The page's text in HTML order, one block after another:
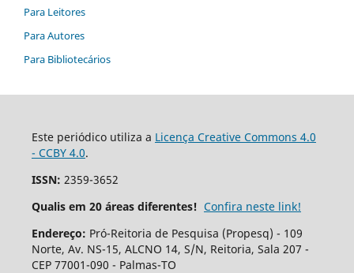
Para Leitores
Para Autores
Para Bibliotecários
Este periódico utiliza a Licença Creative Commons 4.0
- CCBY 4.0.
ISSN: 2359-3652
Qualis em 20 áreas diferentes! Confira neste link!
Endereço: Pró-Reitoria de Pesquisa (Propesq) - 109
Norte, Av. NS-15, ALCNO 14, S/N, Reitoria, Sala 207 -
CEP 77001-090 - Palmas-TO